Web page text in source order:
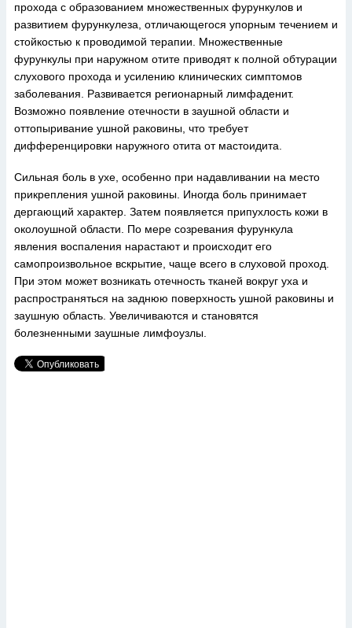
прохода с образованием множественных фурункулов и
развитием фурункулеза, отличающегося упорным течением и
стойкостью к проводимой терапии. Множественные
фурункулы при наружном отите приводят к полной обтурации
слухового прохода и усилению клинических симптомов
заболевания. Развивается регионарный лимфаденит.
Возможно появление отечности в заушной области и
оттопыривание ушной раковины, что требует
дифференцировки наружного отита от мастоидита.
Сильная боль в ухе, особенно при надавливании на место
прикрепления ушной раковины. Иногда боль принимает
дергающий характер. Затем появляется припухлость кожи в
околоушной области. По мере созревания фурункула
явления воспаления нарастают и происходит его
самопроизвольное вскрытие, чаще всего в слуховой проход.
При этом может возникать отечность тканей вокруг уха и
распространяться на заднюю поверхность ушной раковины и
заушную область. Увеличиваются и становятся
болезненными заушные лимфоузлы.